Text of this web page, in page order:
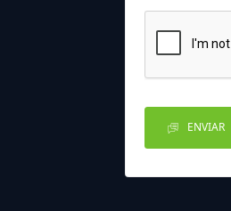
ENVIAR